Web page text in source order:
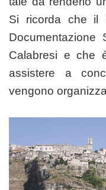
Si ricorda che il
Documentazione
Calabresi e che
assistere a
vengono